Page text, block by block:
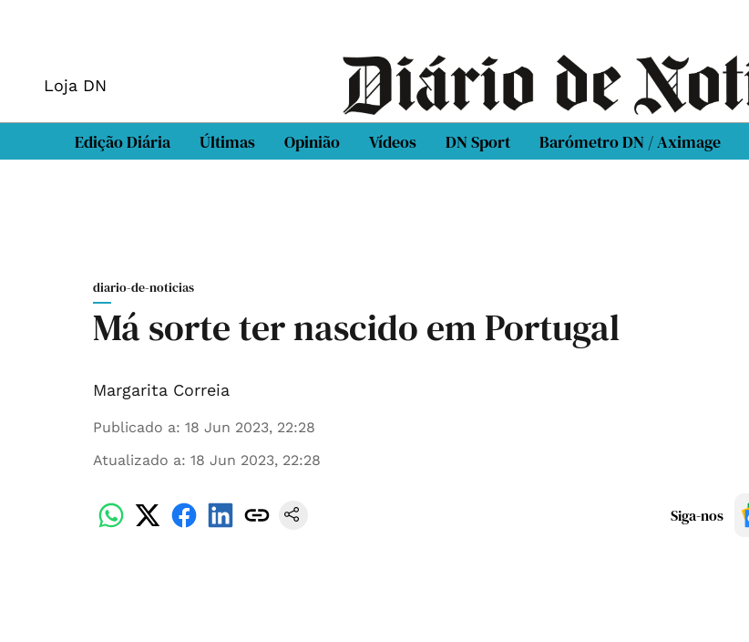
Loja DN
Edição Diária Últimas Opinião Vídeos DN Sport Barómetro DN / Aximage
diario-de-noticias
Má sorte ter nascido em Portugal
Margarita Correia
Publicado a: 18 Jun 2023, 22:28
Atualizado a: 18 Jun 2023, 22:28
Siga-nos